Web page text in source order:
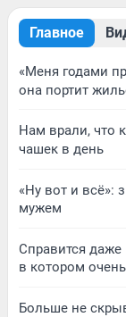
Главное
«Меня годами
она портит
Нам врали, что
чашек в день
«Ну вот и всё»:
мужем
Справится даже
в котором
Больше не